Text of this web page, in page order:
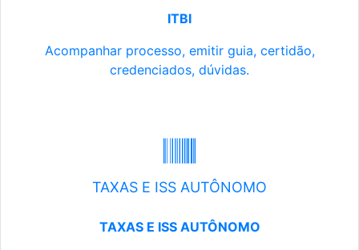
ITBI
Acompanhar processo, emitir guia, certidão,
credenciados, dúvidas.
TAXAS E ISS AUTÔNOMO
TAXAS E ISS AUTÔNOMO